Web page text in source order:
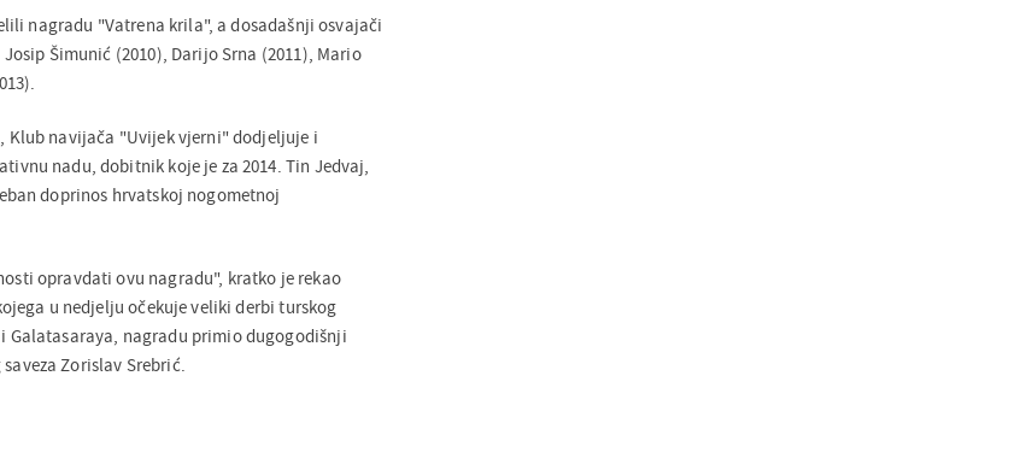
nagradu "Vatrena krila", a dosadašnji osvajači
Šimunić (2010), Darijo Srna (2011), Mario
Klub navijača "Uvijek vjerni" dodjeljuje i
nadu, dobitnik koje je za 2014. Tin Jedvaj,
doprinos hrvatskoj nogometnoj
opravdati ovu nagradu", kratko je rekao
u nedjelju očekuje veliki derbi turskog
Galatasaraya, nagradu primio dugogodišnji
Zorislav Srebrić.